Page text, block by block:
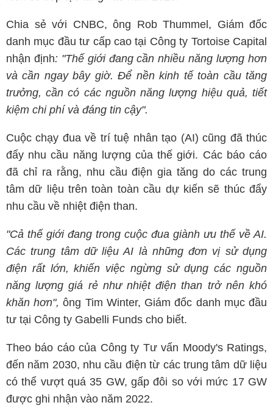
Chia sẻ với CNBC, ông Rob Thummel, Giám đốc
danh mục đầu tư cấp cao tại Công ty Tortoise Capital
nhận định: "Thế giới đang cần nhiều năng lượng hơn
và cần ngay bây giờ. Để nền kinh tế toàn cầu tăng
trưởng, cần có các nguồn năng lượng hiệu quả, tiết
kiệm chi phí và đáng tin cậy".
Cuộc chạy đua về trí tuệ nhân tạo (AI) cũng đã thúc
đẩy nhu cầu năng lượng của thế giới. Các báo cáo
đã chỉ ra rằng, nhu cầu điện gia tăng do các trung
tâm dữ liệu trên toàn toàn cầu dự kiến sẽ thúc đẩy
nhu cầu về nhiệt điện than.
"Cả thế giới đang trong cuộc đua giành ưu thế về AI.
Các trung tâm dữ liệu AI là những đơn vị sử dụng
điện rất lớn, khiến việc ngừng sử dụng các nguồn
năng lượng giá rẻ như nhiệt điện than trở nên khó
khăn hơn", ông Tim Winter, Giám đốc danh mục đầu
tư tại Công ty Gabelli Funds cho biết.
Theo báo cáo của Công ty Tư vấn Moody's Ratings,
đến năm 2030, nhu cầu điện từ các trung tâm dữ liệu
có thể vượt quá 35 GW, gấp đôi so với mức 17 GW
được ghi nhận vào năm 2022.